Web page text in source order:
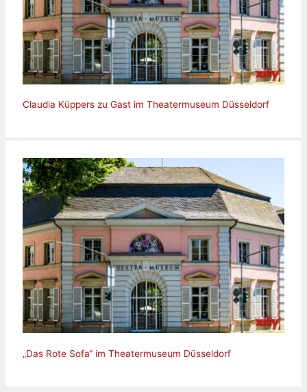
Claudia Küppers zu Gast im Theatermuseum Düsseldorf
„Das Rote Sofa“ im Theatermuseum Düsseldorf